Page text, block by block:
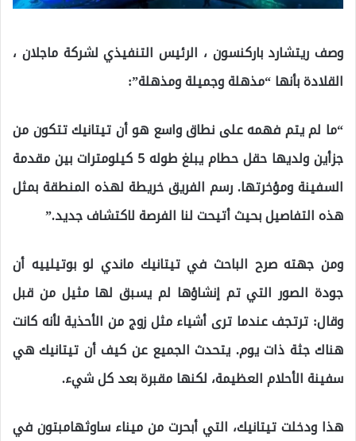
وصف ريتشارد باركنسون ، الرئيس التنفيذي لشركة ماجلان ،
القلادة بأنها “مذهلة وجميلة ومذهلة”:
“ما لم يتم فهمه على نطاق واسع هو أن تيتانيك تتكون من
جزأين ولديها حقل حطام يبلغ طوله 5 كيلومترات بين مقدمة
السفينة ومؤخرتها. رسم الفريق خريطة لهذه المنطقة بمثل
هذه التفاصيل بحيث أتيحت لنا الفرصة لاكتشاف جديد.”
ومن جهته صرح الباحث في تيتانيك ماندي لو بوتيلييه أن
جودة الصور التي تم إنشاؤها لم يسبق لها مثيل من قبل
وقال: ترتجف عندما ترى أشياء مثل زوج من الأحذية لأنه كانت
هناك جثة ذات يوم. يتحدث الجميع عن كيف أن تيتانيك هي
سفينة الأحلام العظيمة، لكنها مقبرة بعد كل شيء.
هذا ودخلت تيتانيك، التي أبحرت من ميناء ساوثهامبتون في